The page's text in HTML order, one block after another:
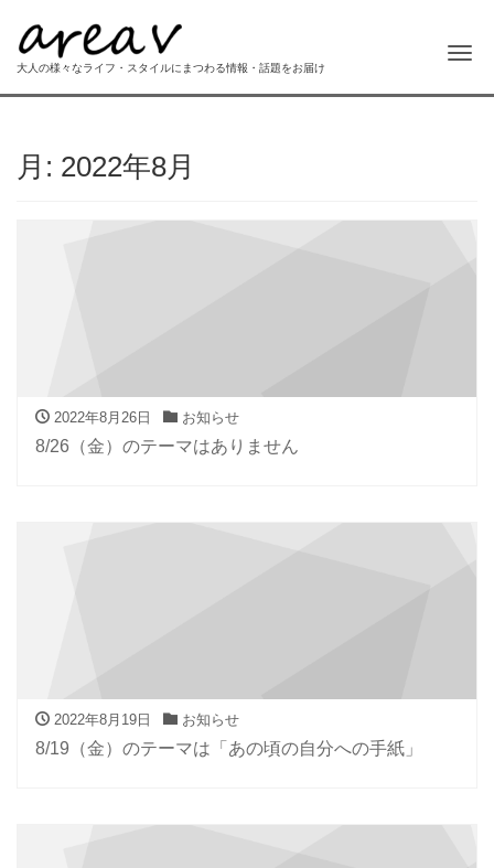
大人の様々なライフ・スタイルにまつわる情報・話題をお届け
月: 2022年8月
2022年8月26日 お知らせ
8/26（金）のテーマはありません
2022年8月19日 お知らせ
8/19（金）のテーマは「あの頃の自分への手紙」